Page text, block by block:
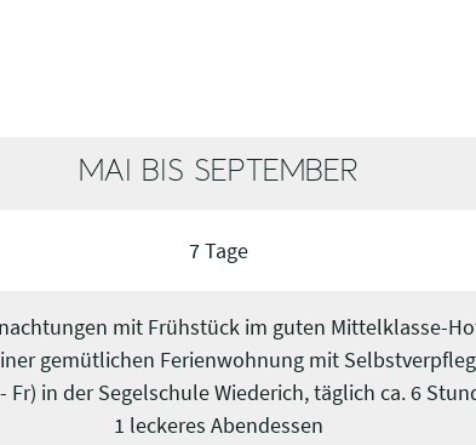
MAI BIS SEPTEMBER
7 Tage
mit Frühstück im guten Mittelklasse-
gemütlichen Ferienwohnung mit
Fr) in der Segelschule Wiederich, täglich ca. 6
1 leckeres Abendessen